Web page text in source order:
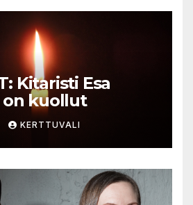
Kitaristi Esa
on kuollut
KERTTUVALI